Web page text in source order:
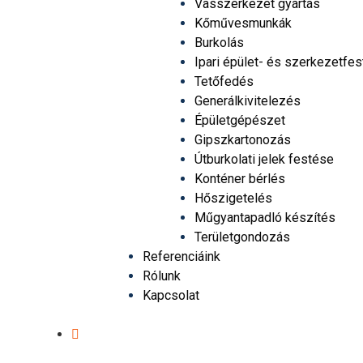
Vasszerkezet gyártás
Kőművesmunkák
Burkolás
Ipari épület- és
Tetőfedés
Generálkivitelezés
Épületgépészet
Gipszkartonozás
Útburkolati jelek festése
Konténer bérlés
Hőszigetelés
Műgyantapadló készítés
Területgondozás
Referenciáink
Rólunk
Kapcsolat